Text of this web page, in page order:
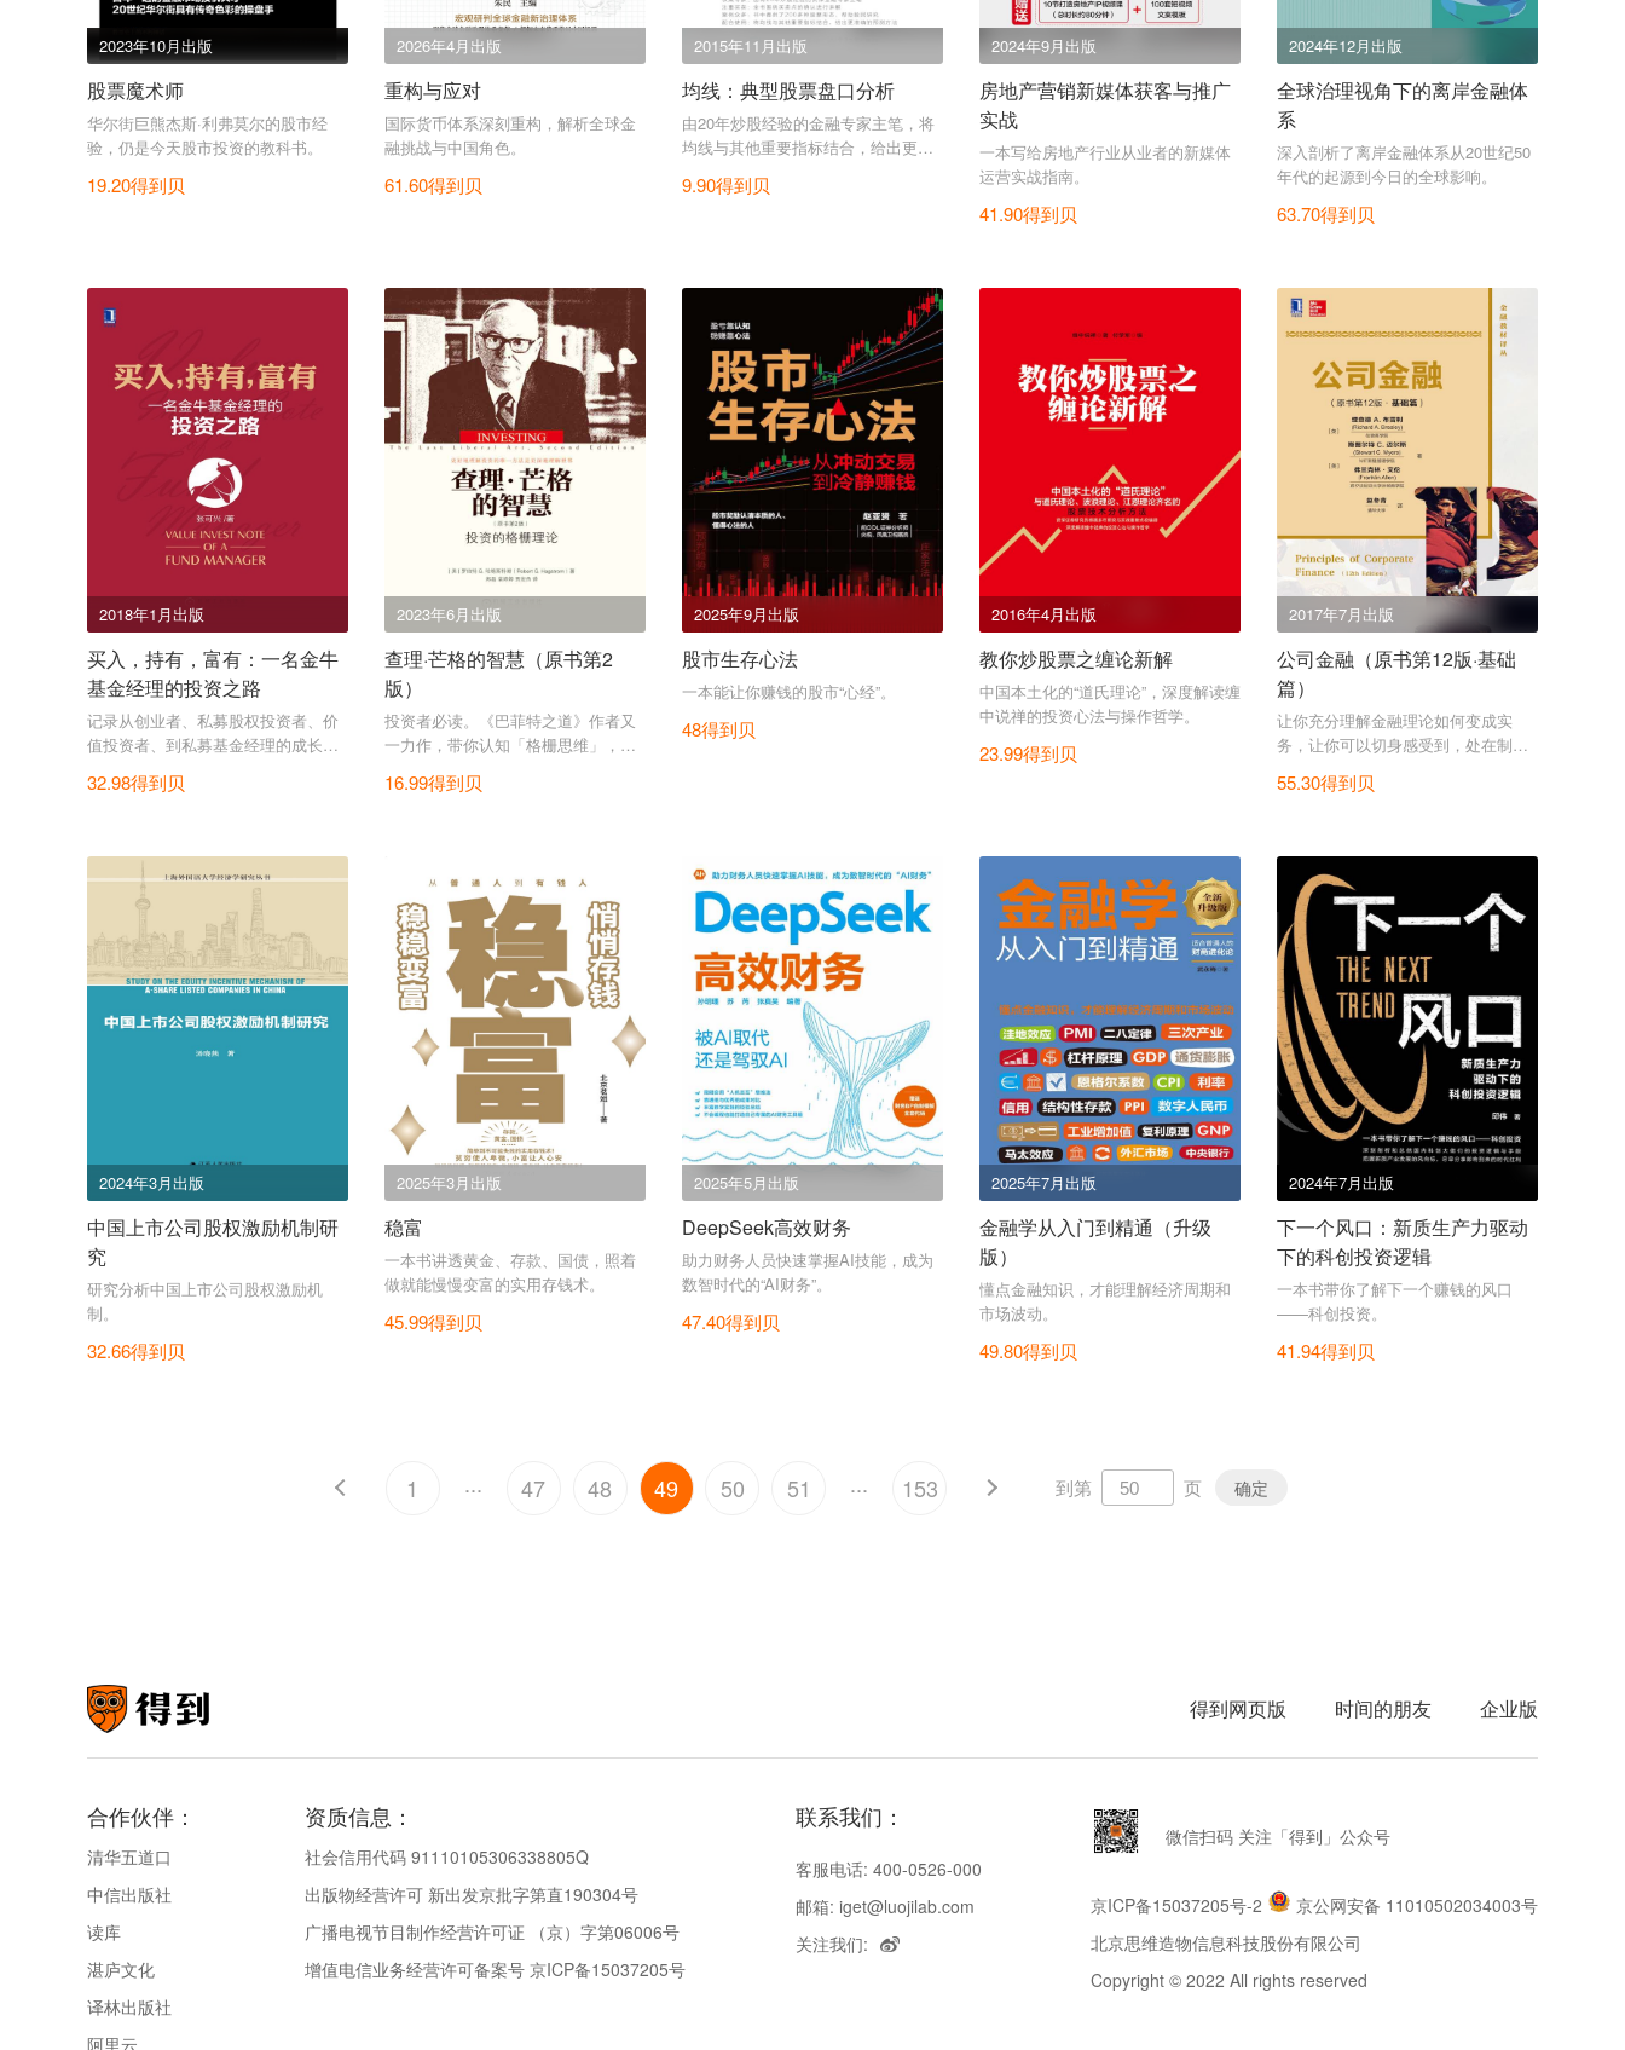
2023年10月出版
股票魔术师
华尔街巨熊杰斯·利弗莫尔的股市经
验，仍是今天股市投资的教科书。
19.20得到贝
2026年4月出版
重构与应对
国际货币体系深刻重构，解析全球金
融挑战与中国角色。
61.60得到贝
2015年11月出版
均线：典型股票盘口分析
由20年炒股经验的金融专家主笔，将
均线与其他重要指标结合，给出更准
9.90得到贝
2024年9月出版
房地产营销新媒体获客与推广
实战
一本写给房地产行业从业者的新媒体
运营实战指南。
41.90得到贝
2024年12月出版
全球治理视角下的离岸金融体
系
深入剖析了离岸金融体系从20世纪50
年代的起源到今日的全球影响。
63.70得到贝
2018年1月出版
买入，持有，富有：一名金牛
基金经理的投资之路
记录从创业者、私募股权投资者、价
值投资者、到私募基金经理的成长历
投资。
32.98得到贝
2023年6月出版
查理·芒格的智慧（原书第2
版）
投资者必读。《巴菲特之道》作者又
一力作，带你认知「格栅思维」，更
16.99得到贝
2025年9月出版
股市生存心法
一本能让你赚钱的股市“心经”。
48得到贝
2016年4月出版
教你炒股票之缠论新解
中国本土化的“道氏理论”，深度解读缠
中说禅的投资心法与操作哲学。
23.99得到贝
2017年7月出版
公司金融（原书第12版·基础
篇）
让你充分理解金融理论如何变成实
务，让你可以切身感受到，处在制定
55.30得到贝
2024年3月出版
中国上市公司股权激励机制研
究
研究分析中国上市公司股权激励机
制。
32.66得到贝
2025年3月出版
稳富
一本书讲透黄金、存款、国债，照着
做就能慢慢变富的实用存钱术。
45.99得到贝
2025年5月出版
DeepSeek高效财务
助力财务人员快速掌握AI技能，成为
数智时代的“AI财务”。
47.40得到贝
2025年7月出版
金融学从入门到精通（升级
版）
懂点金融知识，才能理解经济周期和
市场波动。
49.80得到贝
2024年7月出版
下一个风口：新质生产力驱动
下的科创投资逻辑
一本书带你了解下一个赚钱的风口
——科创投资。
41.94得到贝
1 ... 47 48 49 50 51 ... 153 到第 页 确定
得到网页版 时间的朋友 企业版
合作伙伴：
清华五道口
中信出版社
读库
湛庐文化
译林出版社
阿里云
资质信息：
社会信用代码 91110105306338805Q
出版物经营许可 新出发京批字第直190304号
广播电视节目制作经营许可证 （京）字第06006号
增值电信业务经营许可备案号 京ICP备15037205号
联系我们：
客服电话: 400-0526-000
邮箱: iget@luojilab.com
关注我们:
微信扫码 关注「得到」公众号
京ICP备15037205号-2
京公网安备 11010502034003号
北京思维造物信息科技股份有限公司
Copyright © 2022 All rights reserved